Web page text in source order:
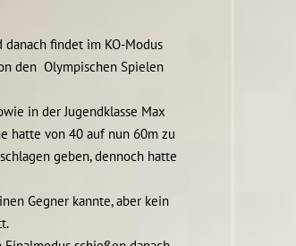
findet im KO-Modus
den Olympischen Spielen
in der Jugendklasse Max
hatte von 40 auf nun 60m zu
geben, dennoch hatte
Gegner kannte, aber kein